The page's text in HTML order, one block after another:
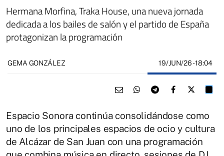
Hermana Morfina, Traka House, una nueva jornada
dedicada a los bailes de salón y el partido de España
protagonizan la programación
GEMA GONZÁLEZ 19/JUN/26- 18:04
Espacio Sonora continúa consolidándose como
uno de los principales espacios de ocio y cultura
de Alcázar de San Juan con una programación